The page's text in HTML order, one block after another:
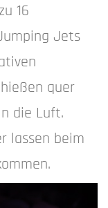
16
Jets
quer
die Luft.
lassen beim